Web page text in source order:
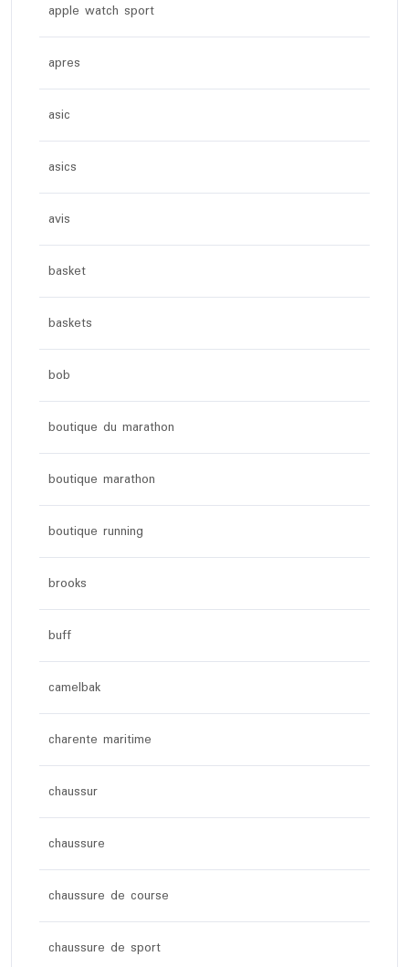
apple watch sport
apres
asic
asics
avis
basket
baskets
bob
boutique du marathon
boutique marathon
boutique running
brooks
buff
camelbak
charente maritime
chaussur
chaussure
chaussure de course
chaussure de sport